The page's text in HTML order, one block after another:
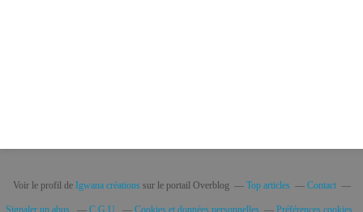
Voir le profil de Igwana créationssur le portail Overblog Top articles Contact
Signaler un abus C.G.U. Cookies et données personnelles Préférences cookies